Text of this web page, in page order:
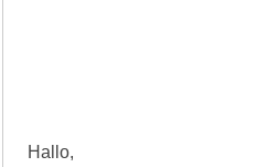
Hallo,